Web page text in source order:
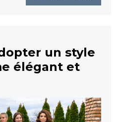
un style
élégant et